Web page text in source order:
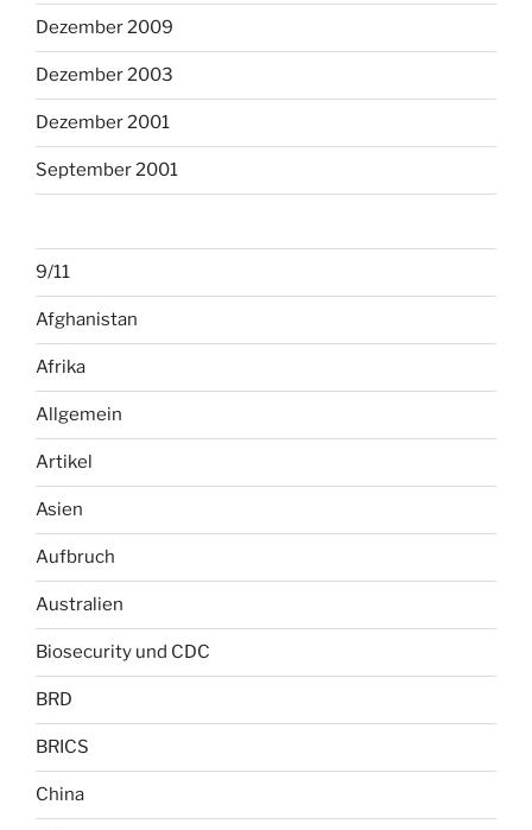
Dezember 2009
Dezember 2003
Dezember 2001
September 2001
9/11
Afghanistan
Afrika
Allgemein
Artikel
Asien
Aufbruch
Australien
Biosecurity und CDC
BRD
BRICS
China